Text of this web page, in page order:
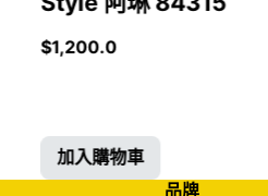
$1,200.0
加入購物車
品牌